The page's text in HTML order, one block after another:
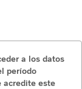
a los datos
período
acredite este